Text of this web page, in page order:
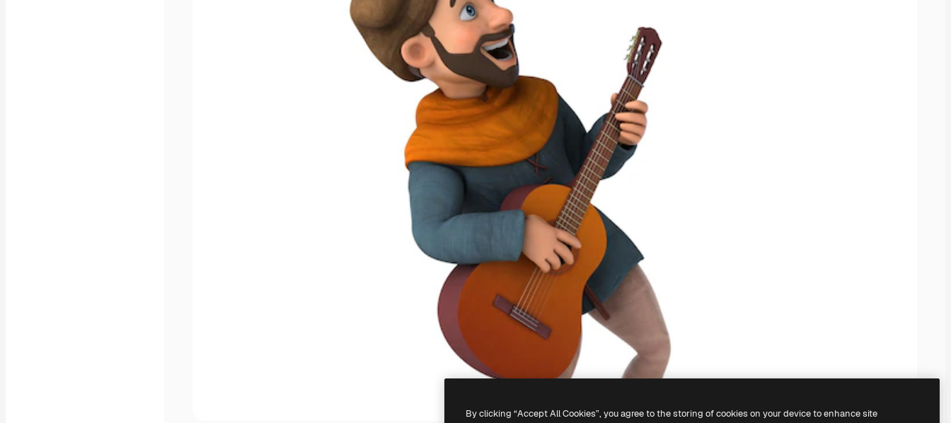
By clicking “Accept All Cookies”, you agree to the storing of cookies on your device to enhance site